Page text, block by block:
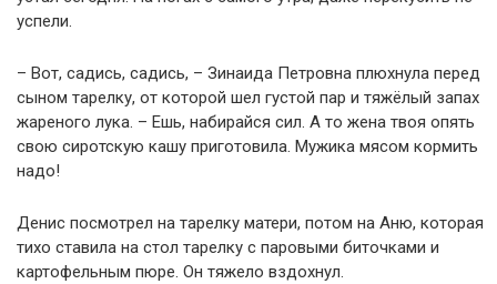
успели.
– Вот, садись, садись, – Зинаида Петровна плюхнула перед
сыном тарелку, от которой шел густой пар и тяжёлый запах
жареного лука. – Ешь, набирайся сил. А то жена твоя опять
свою сиротскую кашу приготовила. Мужика мясом кормить
надо!
Денис посмотрел на тарелку матери, потом на Аню, которая
тихо ставила на стол тарелку с паровыми биточками и
картофельным пюре. Он тяжело вздохнул.